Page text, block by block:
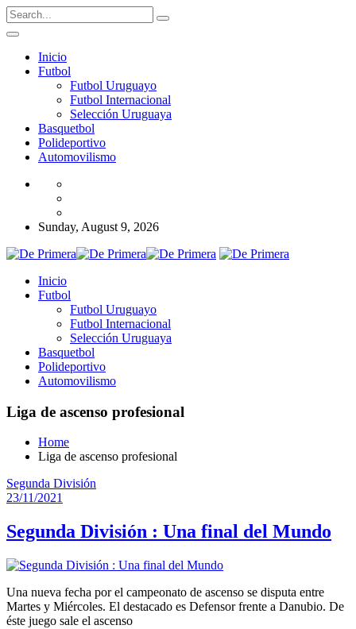
Inicio
Futbol
Futbol Uruguayo
Futbol Internacional
Selección Uruguaya
Basquetbol
Polideportivo
Automovilismo
Sunday, August 9, 2026
Inicio
Futbol
Futbol Uruguayo
Futbol Internacional
Selección Uruguaya
Basquetbol
Polideportivo
Automovilismo
Liga de ascenso profesional
Home
Liga de ascenso profesional
Segunda División
23/11/2021
Segunda División : Una final del Mundo
Una nueva fecha por el campeonato de ascenso se disputa entre
Martes y Miércoles. El destacado es Defensor frente a Danubio. De
éste juego sale el ascenso